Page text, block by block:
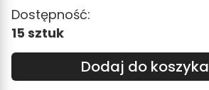
Dostępność:
15 sztuk
Dodaj do koszyka